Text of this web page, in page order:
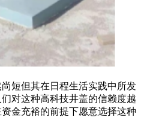
短但其在日程生活实践中所发
对这种高科技井盖的信赖度越
金充裕的前提下愿意选择这种